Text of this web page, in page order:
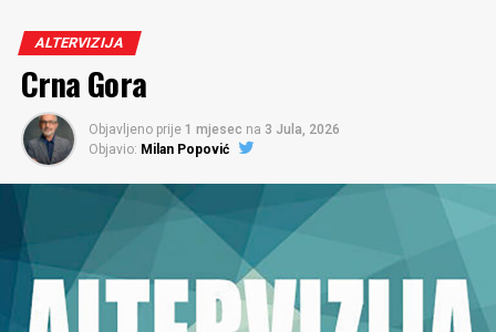
ALTERVIZIJA
Crna Gora
Objavljeno prije 1 mjesec na 3 Jula, 2026
Objavio: Milan Popović